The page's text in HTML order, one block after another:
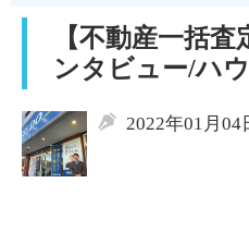
【不動産一括
ンタビュー/ハ
2022年01月04
（